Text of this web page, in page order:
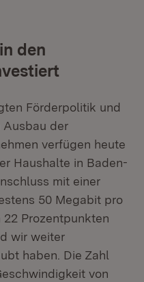
den
Förderpolitik und
der
verfügen heute
Haushalte in Baden-
mit einer
50 Megabit pro
Prozentpunkten
wir weiter
haben. Die Zahl
von